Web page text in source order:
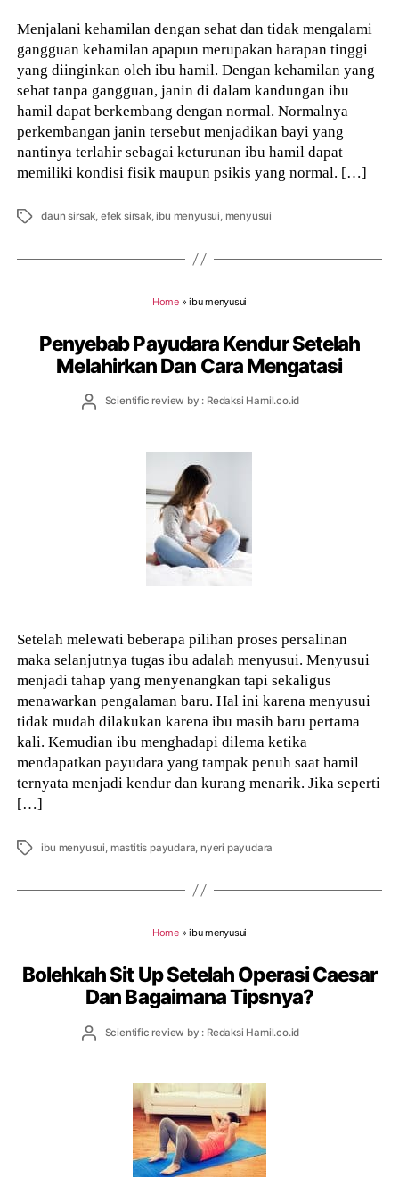
Menjalani kehamilan dengan sehat dan tidak mengalami
gangguan kehamilan apapun merupakan harapan tinggi
yang diinginkan oleh ibu hamil. Dengan kehamilan yang
sehat tanpa gangguan, janin di dalam kandungan ibu
hamil dapat berkembang dengan normal. Normalnya
perkembangan janin tersebut menjadikan bayi yang
nantinya terlahir sebagai keturunan ibu hamil dapat
memiliki kondisi fisik maupun psikis yang normal. […]
Tags daun sirsak, efek sirsak, ibu menyusui, menyusui
Home»ibu menyusui
Penyebab Payudara Kendur Setelah
Melahirkan Dan Cara Mengatasi
PostScientific review by : Redaksi Hamil.co.id
Setelah melewati beberapa pilihan proses persalinan
maka selanjutnya tugas ibu adalah menyusui. Menyusui
menjadi tahap yang menyenangkan tapi sekaligus
menawarkan pengalaman baru. Hal ini karena menyusui
tidak mudah dilakukan karena ibu masih baru pertama
kali. Kemudian ibu menghadapi dilema ketika
mendapatkan payudara yang tampak penuh saat hamil
ternyata menjadi kendur dan kurang menarik. Jika seperti
[…]
Tags ibu menyusui mastitis payudara nyeri payudara
Home»ibu menyusui
Bolehkah Sit Up Setelah Operasi Caesar
Dan Bagaimana Tipsnya?
PostScientific review by : Redaksi Hamil.co.id